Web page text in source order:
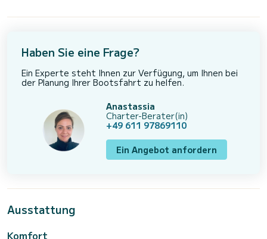
Haben Sie eine Frage?
Ein Experte steht Ihnen zur Verfügung, um Ihnen bei
der Planung Ihrer Bootsfahrt zu helfen.
Anastassia
Charter-Berater(in)
+49 611 97869110
Ein Angebot anfordern
Ausstattung
Komfort